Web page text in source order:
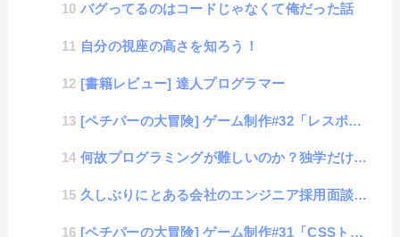
バグってるのはコードじゃなくて俺だった話
自分の視座の高さを知ろう！
[書籍レビュー] 達人プログラマー
[ペチパーの大冒険] ゲーム制作#32「レスポンシブデザイン」
何故プログラミングが難しいのか？独学だけで上級プログラマーになった男の戯言
久しぶりにとある会社のエンジニア採用面談に参加した話
[ペチパーの大冒険] ゲーム制作#31「CSSトランジション＆アニメーション学習問題」